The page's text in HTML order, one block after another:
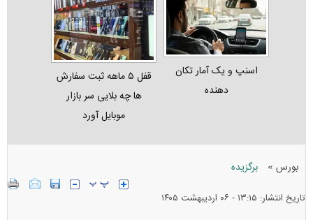
اسنپ و یک آمار تکان‌
دهنده
قفل ۵ ماهه ثبت‌ سفارش‌
ها چه بلایی سر بازار
موبایل آورد
بورس » برگزیده
تاریخ انتشار: ۱۳:۱۵ - ۰۶ ارديبهشت ۱۴۰۵